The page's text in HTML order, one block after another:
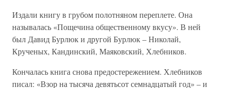
Издали книгу в грубом полотняном переплете. Она
называлась «Пощечина общественному вкусу». В ней
был Давид Бурлюк и другой Бурлюк – Николай,
Крученых, Кандинский, Маяковский, Хлебников.
Кончалась книга снова предостережением. Хлебников
писал: «Взор на тысяча девятьсот семнадцатый год» – и